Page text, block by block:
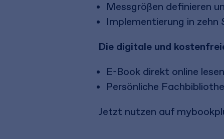
Messgrößen definieren
Implementierung in zehn
Die digitale und
E-Book direkt online
Persönliche
Jetzt nutzen auf